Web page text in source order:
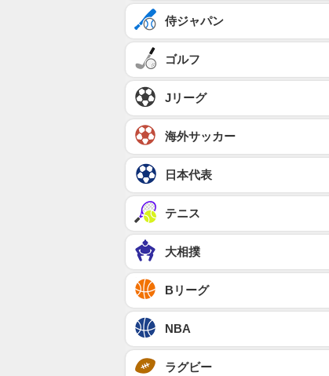
侍ジャパン
ゴルフ
Jリーグ
海外サッカー
日本代表
テニス
大相撲
Bリーグ
NBA
ラグビー